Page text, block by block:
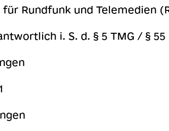
Rundfunk und Telemedien
i. S. d. § 5 TMG / § 55